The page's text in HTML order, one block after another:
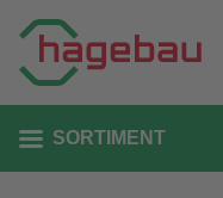
SORTIMENT